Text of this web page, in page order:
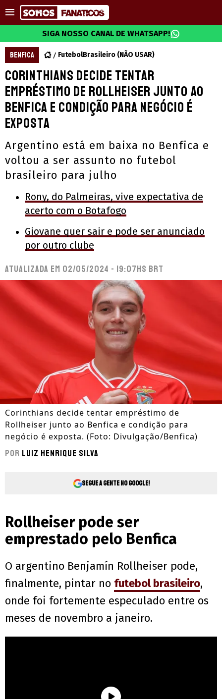
SIGA NOSSO CANAL DE WHATSAPP!
BENFICA FutebolBrasileiro (NÃO USAR)
Corinthians decide tentar
empréstimo de Rollheiser junto ao
Benfica e condição para negócio é
exposta
Argentino está em baixa no Benfica e
voltou a ser assunto no futebol
brasileiro para julho
Rony, do Palmeiras, vive expectativa de
acerto com o Botafogo
Giovane quer sair e pode ser anunciado
por outro clube
Atualizada em 02/05/2024 - 19:07hs BRT
Corinthians decide tentar empréstimo de
Rollheiser junto ao Benfica e condição para
negócio é exposta. (Foto: Divulgação/Benfica)
Por Luiz Henrique Silva
Segue a gente no Google!
Rollheiser pode ser
emprestado pelo Benfica
O argentino Benjamín Rollheiser pode,
finalmente, pintar no futebol brasileiro,
onde foi fortemente especulado entre os
meses de novembro a janeiro.